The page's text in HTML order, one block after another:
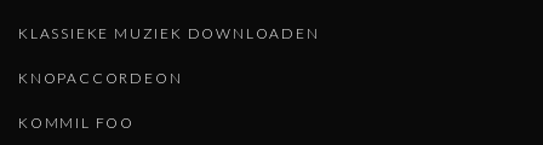
KLASSIEKE MUZIEK DOWNLOADEN
KNOPACCORDEON
KOMMIL FOO